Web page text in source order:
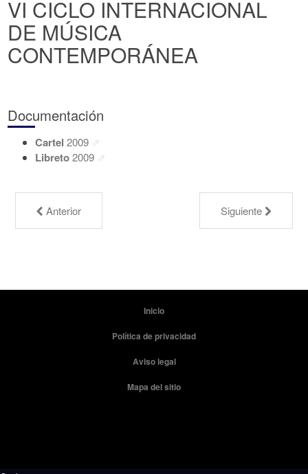
VI CICLO INTERNACIONAL
DE MÚSICA
CONTEMPORÁNEA
Documentación
Cartel 2009
Libreto2009
Anterior Siguiente
Inicio
Política de privacidad
Aviso legal
Mapa del sitio